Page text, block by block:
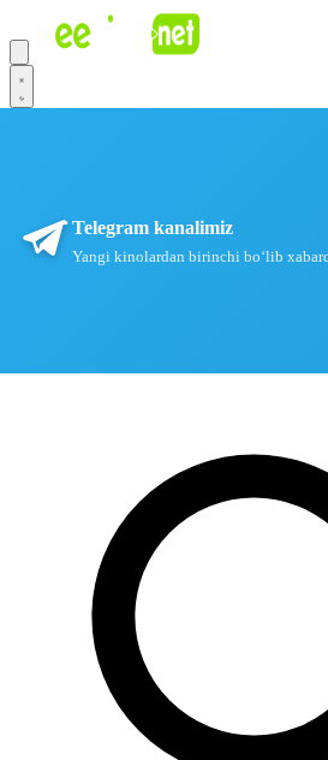
Telegram kanalimiz
Yangi kinolardan birinchi boʻlib